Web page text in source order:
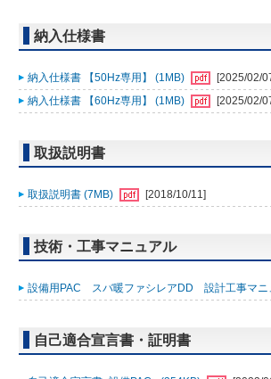
納入仕様書
納入仕様書 【50Hz専用】 (1MB)
[2025/02/
納入仕様書 【60Hz専用】 (1MB)
[2025/02/
取扱説明書
取扱説明書 (7MB) [2018/10/11]
技術・工事マニュアル
設備用PAC スバ暖ファシレアDD 設計工事マニ
自己適合宣言書・証明書